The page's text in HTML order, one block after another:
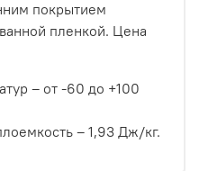
покрытием
пленкой. Цена
– от -60 до +100
– 1,93 Дж/кг.